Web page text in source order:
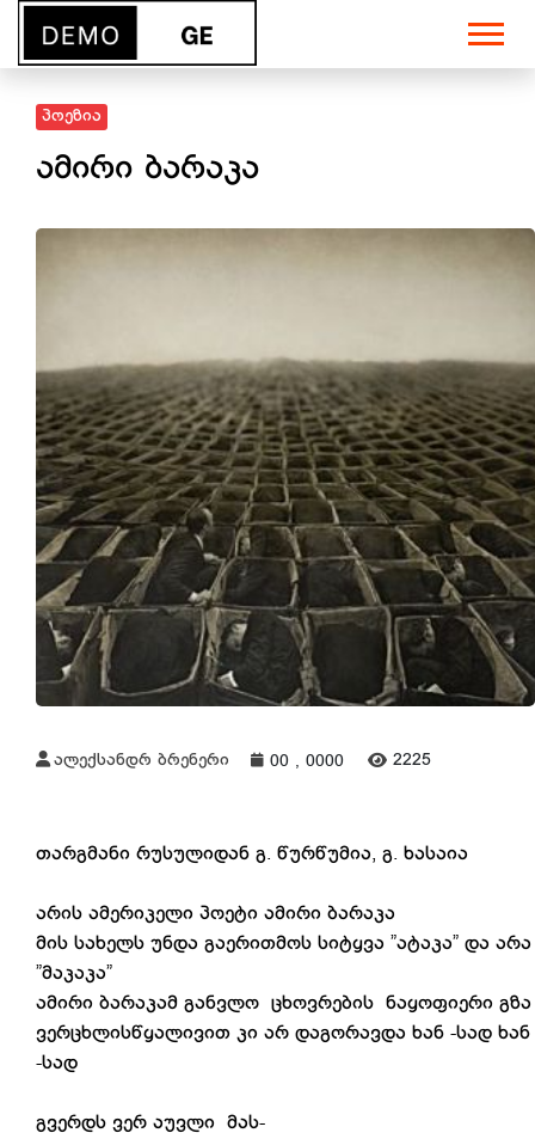
პოეზია
ამირი ბარაკა
ალექსანდრ ბრენერი 00 , 0000 2225
თარგმანი რუსულიდან გ. წურწუმია, გ. ხასაია
არის ამერიკელი პოეტი ამირი ბარაკა
მის სახელს უნდა გაერითმოს სიტყვა ”ატაკა” და არა
”მაკაკა”
ამირი ბარაკამ განვლო ცხოვრების ნაყოფიერი გზა
ვერცხლისწყალივით კი არ დაგორავდა ხან -სად ხან
-სად
გვერდს ვერ აუვლი მას-